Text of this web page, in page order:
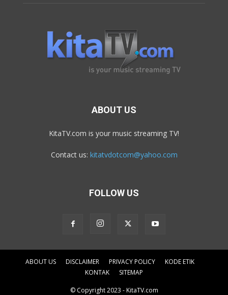
ABOUT US
KitaTV.com is your music streaming TV!
Contact us: kitatvdotcom@yahoo.com
FOLLOW US
ABOUT US DISCLAIMER PRIVACY POLICY
KODE ETIK
KONTAK
SITEMAP
© Copyright 2023 - KitaTV.com